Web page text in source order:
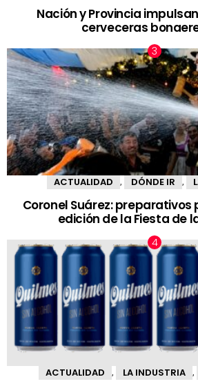
Nación y Provincia
cerveceras
ACTUALIDAD , DÓNDE IR ,
Coronel Suárez: preparativos
edición de la Fiesta de
ACTUALIDAD , LA INDUSTRIA ,